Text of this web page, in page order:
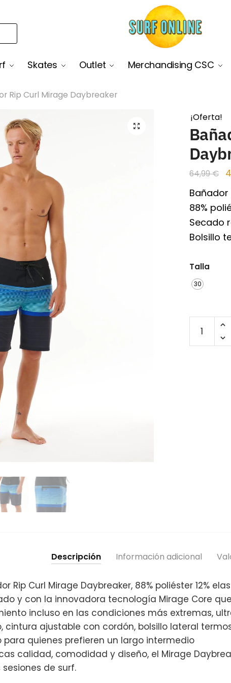
Skates Outlet Merchandising CSC
Rip Curl Mirage Daybreaker
🔍
¡Oferta!
64,99€
Bañador
88%
Secado
Bolsillo
Talla
30
Descripción Información adicional
Rip Curl Mirage Daybreaker, 88% poliéster 12%
y con la innovadora tecnología Mirage Core
incluso en las condiciones más extremas,
cintura ajustable con cordón, bolsillo lateral
para quienes prefieren un largo intermedio
calidad, comodidad y diseño, el Mirage
sesiones de surf.